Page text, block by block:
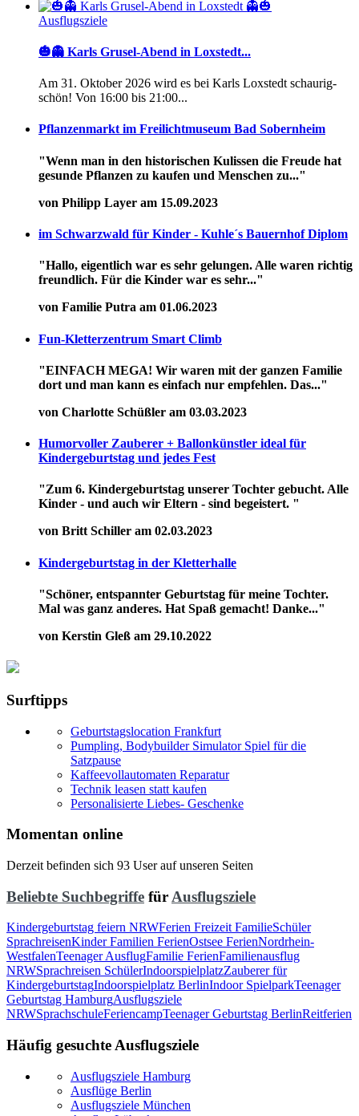
Ausflugsziele
🎃👻 Karls Grusel-Abend in Loxstedt...
Am 31. Oktober 2026 wird es bei Karls Loxstedt schaurig-
schön! Von 16:00 bis 21:00...
Pflanzenmarkt im Freilichtmuseum Bad Sobernheim
"Wenn man in den historischen Kulissen die Freude hat
gesunde Pflanzen zu kaufen und Menschen zu..."
von Philipp Layer am 15.09.2023
im Schwarzwald für Kinder - Kuhle´s Bauernhof Diplom
"Hallo, eigentlich war es sehr gelungen. Alle waren richtig
freundlich. Für die Kinder war es sehr..."
von Familie Putra am 01.06.2023
Fun-Kletterzentrum Smart Climb
"EINFACH MEGA! Wir waren mit der ganzen Familie
dort und man kann es einfach nur empfehlen. Das..."
von Charlotte Schüßler am 03.03.2023
Humorvoller Zauberer + Ballonkünstler ideal für
Kindergeburtstag und jedes Fest
"Zum 6. Kindergeburtstag unserer Tochter gebucht. Alle
Kinder - und auch wir Eltern - sind begeistert. "
von Britt Schiller am 02.03.2023
Kindergeburtstag in der Kletterhalle
"Schöner, entspannter Geburtstag für meine Tochter.
Mal was ganz anderes. Hat Spaß gemacht! Danke..."
von Kerstin Gleß am 29.10.2022
Surftipps
Geburtstagslocation Frankfurt
Pumpling, Bodybuilder Simulator Spiel für die
Satzpause
Kaffeevollautomaten Reparatur
Technik leasen statt kaufen
Personalisierte Liebes- Geschenke
Momentan online
Derzeit befinden sich 93 User auf unseren Seiten
Beliebte Suchbegriffe für Ausflugsziele
Kindergeburtstag feiern NRWFerien Freizeit FamilieSchüler
SprachreisenKinder Familien FerienOstsee FerienNordrhein-
WestfalenTeenager AusflugFamilie FerienFamilienausflug
NRWSprachreisen SchülerIndoorspielplatzZauberer für
KindergeburtstagIndoorspielplatz BerlinIndoor SpielparkTeenager
Geburtstag HamburgAusflugsziele
NRWSprachschuleFeriencampTeenager Geburtstag BerlinReitferien
Häufig gesuchte Ausflugsziele
Ausflugsziele Hamburg
Ausflüge Berlin
Ausflugsziele München